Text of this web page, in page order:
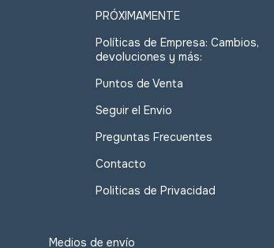
PRÓXIMAMENTE
Políticas de Empresa: Cambios,
devoluciones y más:
Puntos de Venta
Seguir el Envio
Preguntas Frecuentes
Contacto
Politicas de Privacidad
Medios de envío